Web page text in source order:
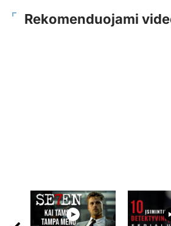
Rekomenduojami